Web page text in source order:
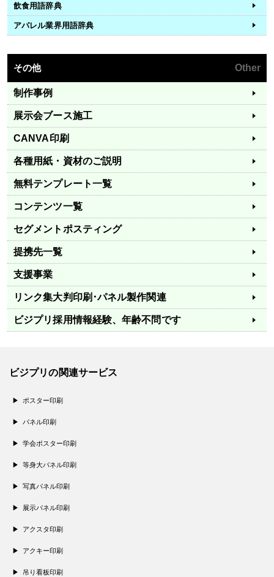
飲食用語辞典
アパレル業界用語辞典
その他 Other
制作事例
展示会ブース施工
CANVA印刷
各種用紙・資材のご説明
無料テンプレート一覧
コンテンツ一覧
セグメントポスティング
提携先一覧
支援事業
リンク集大判印刷･パネル製作関連
ビジプリ採用情報経験、年齢不問です
ビジプリの関連サービス
ポスター印刷
パネル印刷
学会ポスター印刷
等身大パネル印刷
写真パネル印刷
展示パネル印刷
アクスタ印刷
アクキー印刷
吊り看板印刷